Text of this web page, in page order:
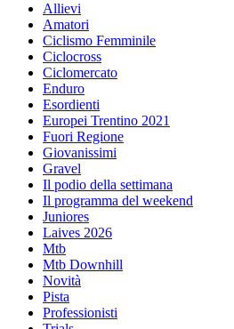
Allievi
Amatori
Ciclismo Femminile
Ciclocross
Ciclomercato
Enduro
Esordienti
Europei Trentino 2021
Fuori Regione
Giovanissimi
Gravel
Il podio della settimana
Il programma del weekend
Juniores
Laives 2026
Mtb
Mtb Downhill
Novità
Pista
Professionisti